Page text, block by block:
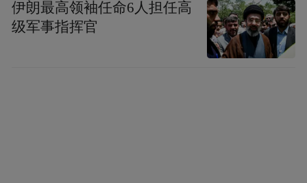
伊朗最高领袖任命6人担任高
级军事指挥官